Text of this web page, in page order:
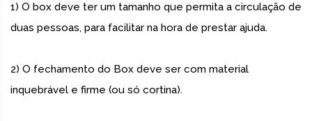
1) O box deve ter um tamanho que permita a circulação de
duas pessoas, para facilitar na hora de prestar ajuda.
2) O fechamento do Box deve ser com material
inquebrável e firme (ou só cortina).